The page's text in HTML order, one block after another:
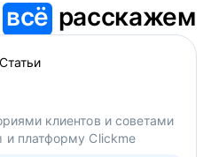
всё расскажем
клиентов и советами
платформу Clickme